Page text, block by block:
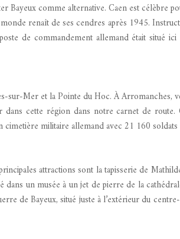
Bayeux comme alternative. Caen est
renaît de ses cendres après 1945.
de commandement allemand était situé
Mer et la Pointe du Hoc. À Arromanches,
cette région dans notre carnet de
militaire allemand avec 21 160
attractions sont la tapisserie de
un musée à un jet de pierre de la
de Bayeux, situé juste à l’extérieur du